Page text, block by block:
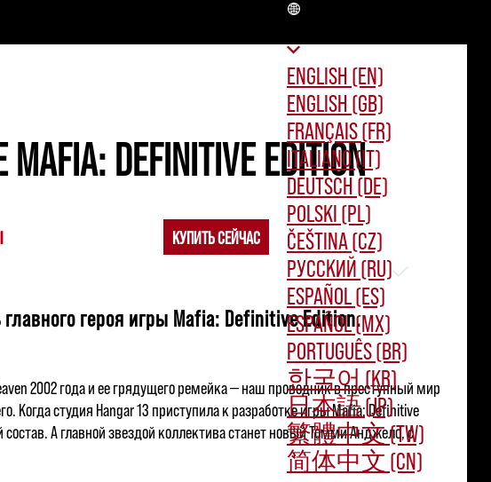
КУПИТЬ СЕЙЧАС
ENGLISH (EN)
ENGLISH (GB)
FRANÇAIS (FR)
ITALIANO (IT)
DEUTSCH (DE)
POLSKI (PL)
ČEŠTINA (CZ)
РУССКИЙ (RU)
ESPAÑOL (ES)
ESPAÑOL (MX)
PORTUGUÊS (BR)
한국어 (KR)
日本語 (JP)
繁體中文 (TW)
简体中文 (CN)
DEFINITIVE EDITION
героя игры Mafia: Definitive Edition.
2002 года и ее грядущего ремейка — наш проводник в преступный мир
Когда студия Hangar 13 приступила к разработке игры Mafia: Definitive
А главной звездой коллектива станет новый Томми Анджело, с